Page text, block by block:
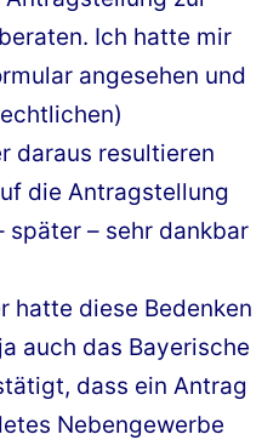
Ich hatte mir
angesehen und
daraus resultieren
die Antragstellung
später – sehr dankbar
hatte diese Bedenken
auch das Bayerische
dass ein Antrag
Nebengewerbe